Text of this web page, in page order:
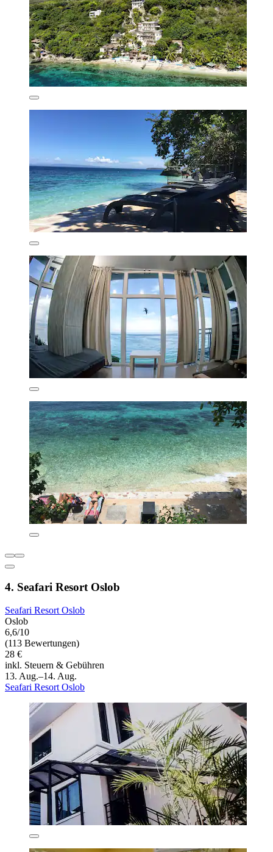
4. Seafari Resort Oslob
Seafari Resort Oslob
Oslob
6,6/10
(113 Bewertungen)
28 €
inkl. Steuern & Gebühren
13. Aug.–14. Aug.
Seafari Resort Oslob